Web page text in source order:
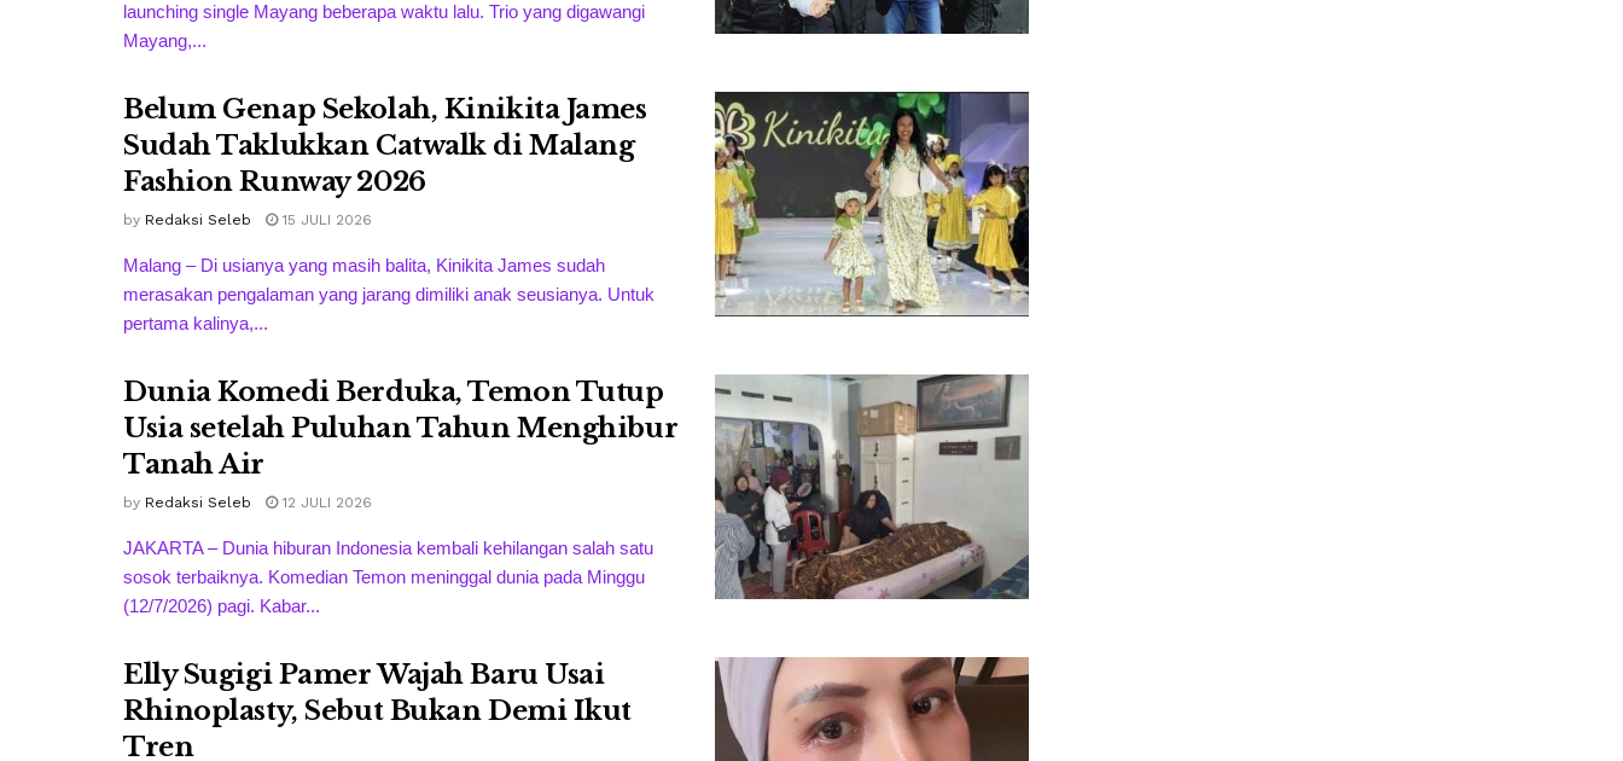
launching single Mayang beberapa waktu lalu. Trio yang digawangi
Mayang,...
Belum Genap Sekolah, Kinikita James
Sudah Taklukkan Catwalk di Malang
Fashion Runway 2026
by Redaksi Seleb 15 JULI 2026
Malang – Di usianya yang masih balita, Kinikita James sudah
merasakan pengalaman yang jarang dimiliki anak seusianya. Untuk
pertama kalinya,...
Dunia Komedi Berduka, Temon Tutup
Usia setelah Puluhan Tahun Menghibur
Tanah Air
by Redaksi Seleb 12 JULI 2026
JAKARTA – Dunia hiburan Indonesia kembali kehilangan salah satu
sosok terbaiknya. Komedian Temon meninggal dunia pada Minggu
(12/7/2026) pagi. Kabar...
Elly Sugigi Pamer Wajah Baru Usai
Rhinoplasty, Sebut Bukan Demi Ikut
Tren